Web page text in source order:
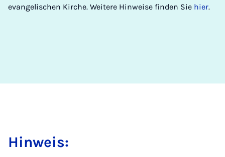
evangelischen Kirche. Weitere Hinweise finden Sie hier.
Hinweis: